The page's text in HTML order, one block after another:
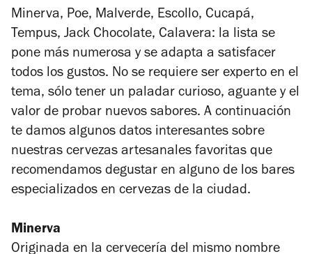
Minerva, Poe, Malverde, Escollo, Cucapá,
Tempus, Jack Chocolate, Calavera: la lista se
pone más numerosa y se adapta a satisfacer
todos los gustos. No se requiere ser experto en el
tema, sólo tener un paladar curioso, aguante y el
valor de probar nuevos sabores. A continuación
te damos algunos datos interesantes sobre
nuestras cervezas artesanales favoritas que
recomendamos degustar en alguno de los bares
especializados en cervezas de la ciudad.
Minerva
Originada en la cervecería del mismo nombre